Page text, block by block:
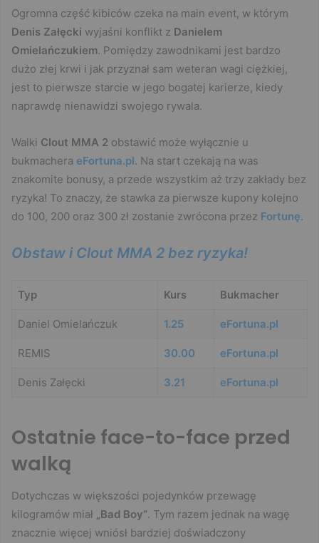
Ogromna część kibiców czeka na main event, w którym
Denis Załęcki wyjaśni konflikt z Danielem
Omielańczukiem. Pomiędzy zawodnikami jest bardzo
dużo złej krwi i jak przyznał sam weteran wagi ciężkiej,
jest to pierwsze starcie w jego bogatej karierze, kiedy
naprawdę nienawidzi swojego rywala.
Walki Clout MMA 2 obstawić może wyłącznie u
bukmachera eFortuna.pl. Na start czekają na was
znakomite bonusy, a przede wszystkim aż trzy zakłady bez
ryzyka! To znaczy, że stawka za pierwsze kupony kolejno
do 100, 200 oraz 300 zł zostanie zwrócona przez Fortunę.
Obstaw i Clout MMA 2 bez ryzyka!
Typ Kurs Bukmacher
Daniel Omielańczuk 1.25 eFortuna.pl
REMIS 30.00 eFortuna.pl
Denis Załęcki 3.21 eFortuna.pl
Ostatnie face-to-face przed
walką
Dotychczas w większości pojedynków przewagę
kilogramów miał
„Bad Boy”. Tym razem jednak na wagę
znacznie więcej wniósł bardziej doświadczony